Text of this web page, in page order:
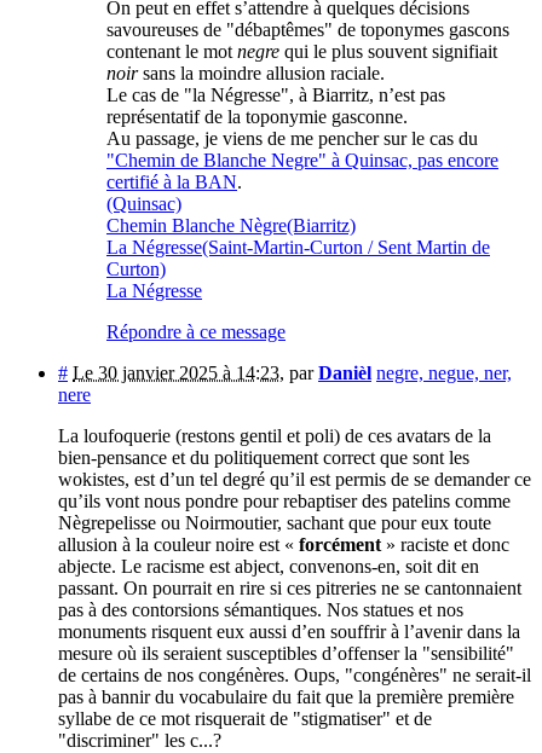
On peut en effet s’attendre à quelques décisions
savoureuses de "débaptêmes" de toponymes gascons
contenant le mot negre qui le plus souvent signifiait
noirsans la moindre allusion raciale.
Le cas de "la Négresse", à Biarritz, n’est pas
représentatif de la toponymie gasconne.
Au passage, je viens de me pencher sur le cas du
"Chemin de Blanche Negre" à Quinsac, pas encore
certifié à la BAN.
(Quinsac)
Chemin Blanche Nègre(Biarritz)
La Négresse(Saint-Martin-Curton / Sent Martin de
Curton)
La Négresse
Répondre à ce message
# Le 30 janvier 2025 à 14:23, parDanièl negre, negue, ner,
nere
La loufoquerie (restons gentil et poli) de ces avatars de la
bien-pensance et du politiquement correct que sont les
wokistes, est d’un tel degré qu’il est permis de se demander ce
qu’ils vont nous pondre pour rebaptiser des patelins comme
Nègrepelisse ou Noirmoutier, sachant que pour eux toute
allusion à la couleur noire est « forcément » raciste et donc
abjecte. Le racisme est abject, convenons-en, soit dit en
passant. On pourrait en rire si ces pitreries ne se cantonnaient
pas à des contorsions sémantiques. Nos statues et nos
monuments risquent eux aussi d’en souffrir à l’avenir dans la
mesure où ils seraient susceptibles d’offenser la "sensibilité"
de certains de nos congénères. Oups, "congénères" ne serait-il
pas à bannir du vocabulaire du fait que la première première
syllabe de ce mot risquerait de "stigmatiser" et de
"discriminer" les c...?